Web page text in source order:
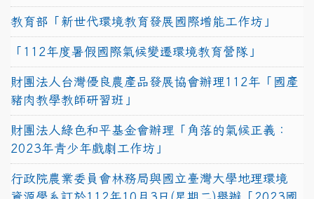
教育部「新世代環境教育發展國際增能工作坊」
「112年度暑假國際氣候變遷環境教育營隊」
財團法人台灣優良農產品發展協會辦理112年「國產
豬肉教學教師研習班」
財團法人綠色和平基金會辦理「角落的氣候正義：
2023年青少年戲劇工作坊」
行政院農業委員會林務局與國立臺灣大學地理環境
資源學系訂於112年10月3日(星期二)舉辦「2023國